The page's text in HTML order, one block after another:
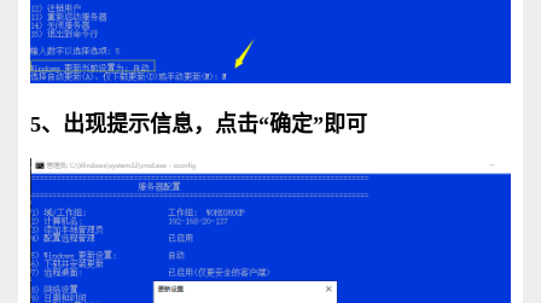
5、出现提示信息，点击“确定”即可